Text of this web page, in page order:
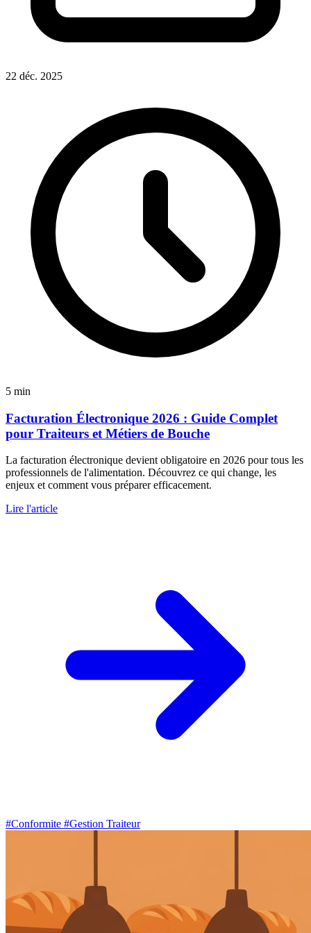
22 déc. 2025
5 min
Facturation Électronique 2026 : Guide Complet
pour Traiteurs et Métiers de Bouche
La facturation électronique devient obligatoire en 2026 pour tous les
professionnels de l'alimentation. Découvrez ce qui change, les
enjeux et comment vous préparer efficacement.
Lire l'article
#Conformite #Gestion Traiteur